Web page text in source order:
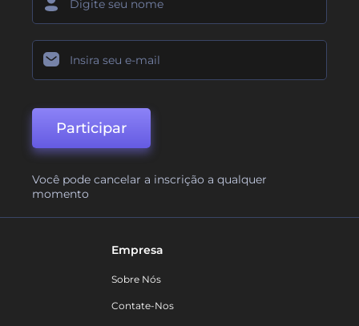
Participar
Você pode cancelar a inscrição a qualquer
momento
Empresa
Sobre Nós
Contate-Nos